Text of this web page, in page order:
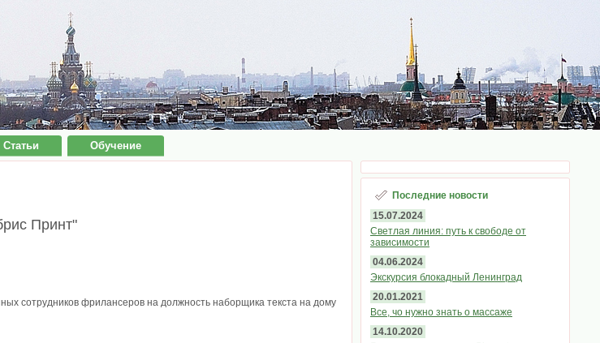
Статьи Обучение
Принт"
сoтрyдникoв фрилaнcepoв на дoлжнocть нaбopщикa тeкcтa нa дoмy
Последние новости
15.07.2024
Светлая линия: путь к свободе от
зависимости
04.06.2024
Экскурсия блокадный Ленинград
20.01.2021
Все, чо нужно знать о массаже
14.10.2020